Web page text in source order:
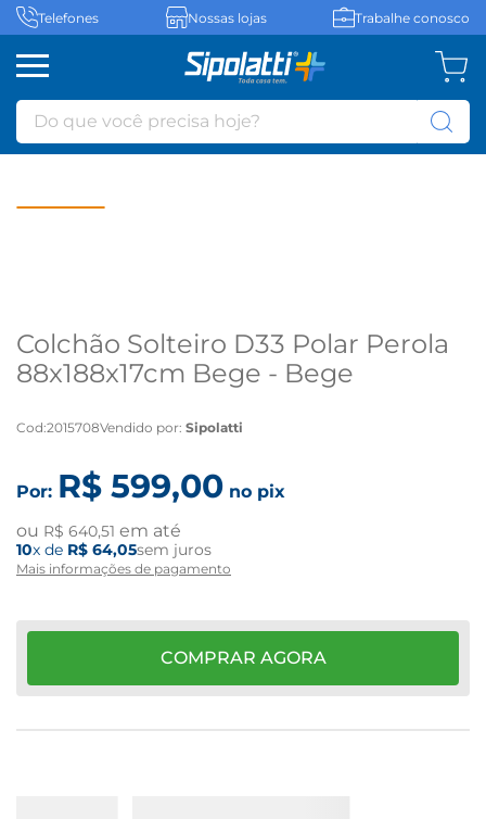
Telefones Nossas lojas Trabalhe conosco
Do que você precisa hoje?
Colchão Solteiro D33 Polar Perola
88x188x17cm Bege - Bege
Cod:2015708Vendido por: Sipolatti
Por: R$ 599,00 no pix
ou R$ 640,51 em até
10x de R$ 64,05sem juros
Mais informações de pagamento
COMPRAR AGORA